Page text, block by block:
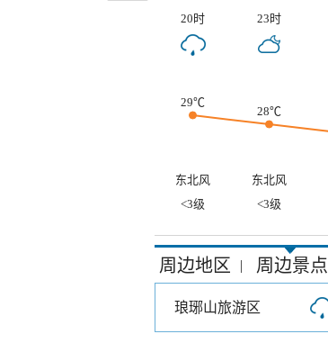
20时 23时
29℃
28℃
东北风 东北风
<3级
<3级
周边地区 | 周边景点
琅琊山旅游区